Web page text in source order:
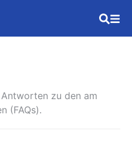
zu den am
(FAQs).